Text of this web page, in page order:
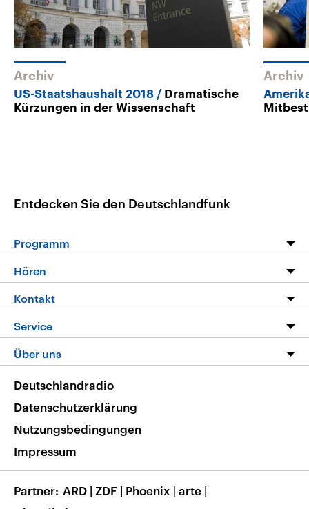
Archiv
US-Staatshaushalt 2018
Dramatische
Kürzungen in der Wissenschaft
Archiv
Entdecken Sie den Deutschlandfunk
Programm
Programm
Die Nachrichten
Nachrichtenleicht
Neue Beiträge auf dlf.de
Hören
Livestream
Podcasts
Deutschlandfunk App
Nachrichten App
Frequenzen
Kontakt
Hörerservice
Service
FAQ
Veranstaltungen
Musikliste
RSS
Über uns
Barrierefreiheit
Deutschlandradio
Datenschutzerklärung
Nutzungsbedingungen
Impressum
Partner ARD | ZDF | Phoenix | arte |